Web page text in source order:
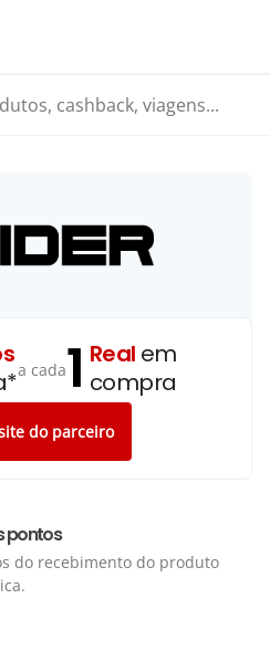
cashback, viagens...
a cada1 Real em
compra
do parceiro
pontos
do recebimento do produto